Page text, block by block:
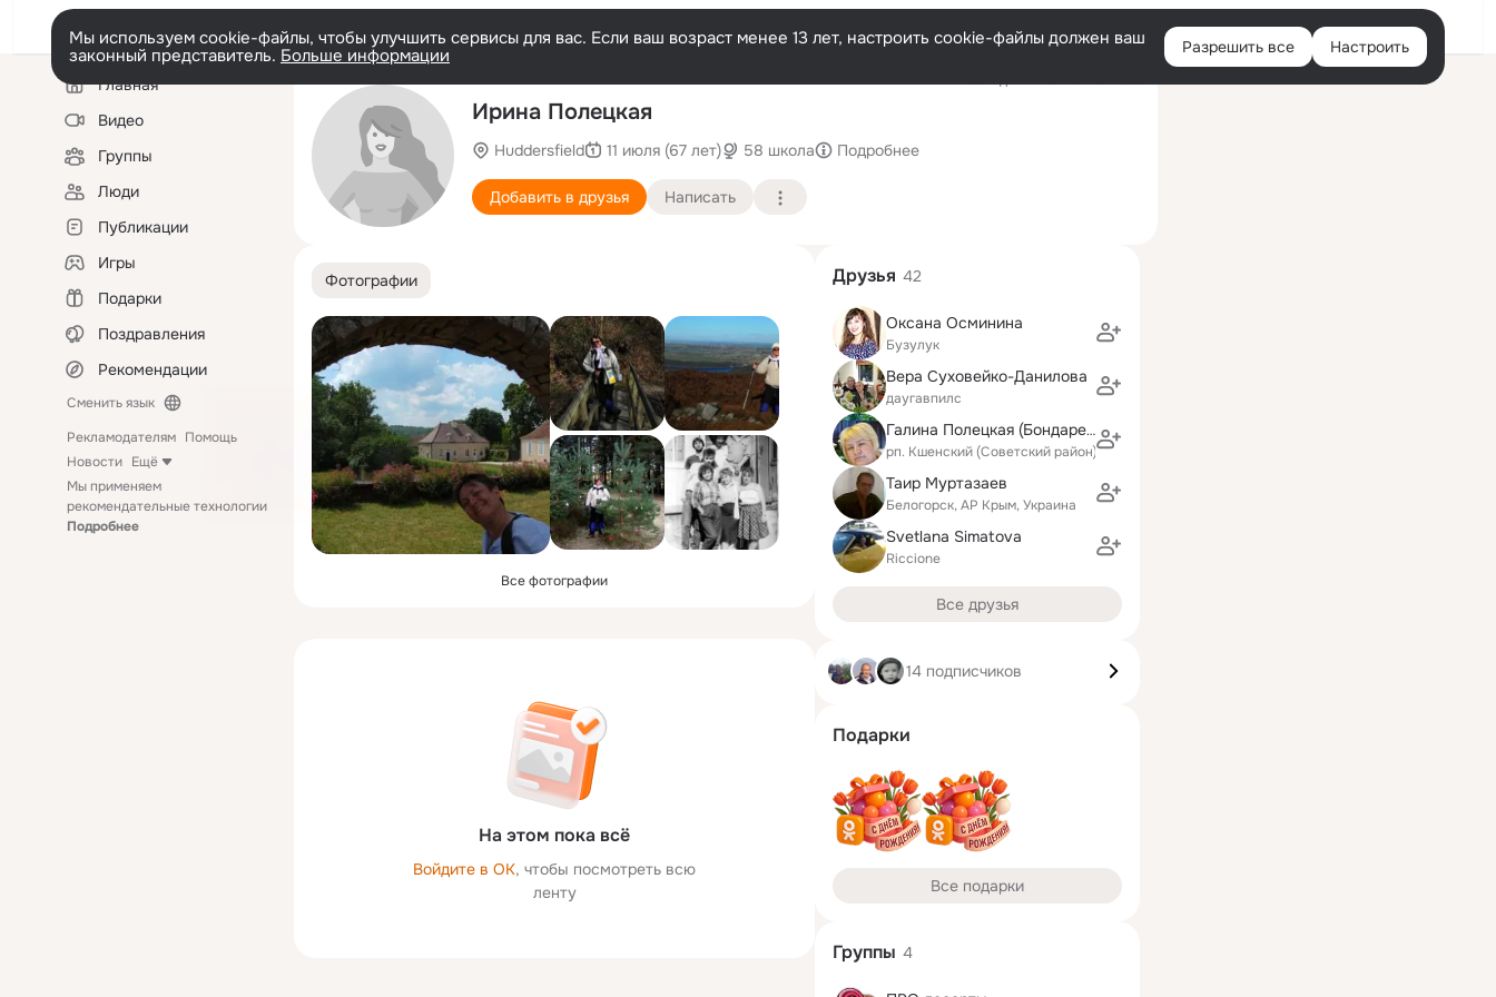
Войти
Мы используем cookie-файлы, чтобы улучшить сервисы для вас. Если ваш возраст менее 13 лет, настроить cookie-файлы должен ваш
законный представитель. Больше информации Разрешить все Настроить
Левая
колонкаГлавная
Видео
Группы
Люди
Публикации
Игры
Подарки
Поздравления
Рекомендации
Сменить язык
Рекламодателям Помощь
Новости Ещё
Мы применяем
рекомендательные технологии
Подробнее
Ирина Полецкая
Huddersfield 11 июля (67 лет) 58 школа Подробнее
Добавить в друзья Написать
Фотографии
Все фотографии
На этом пока всё
Войдите в ОК, чтобы посмотреть всю
ленту
Друзья 42
Оксана Осминина
Бузулук
Вера Суховейко-Данилова
даугавпилс
Галина Полецкая (Бондарева)
рп. Кшенский (Советский район)
Таир Муртазаев
Белогорск, АР Крым, Украина
Svetlana Simatova
Riccione
Все друзья
14 подписчиков
Подарки
Все подарки
Группы 4